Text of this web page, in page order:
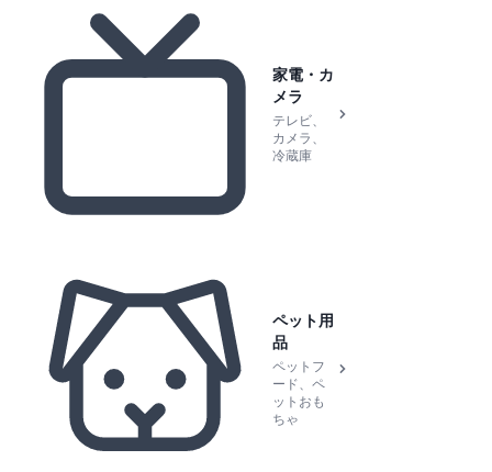
家電・カ
メラ
テレビ、
カメラ、
冷蔵庫
ペット用
品
ペットフ
ード、ペ
ットおも
ちゃ